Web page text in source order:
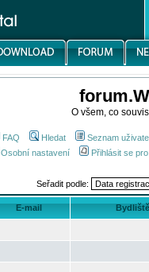
O všem, co
FAQ Hledat Seznam
Osobní nastavení
Přihlásit se
Seřadit podle:
E-mail Bydliště